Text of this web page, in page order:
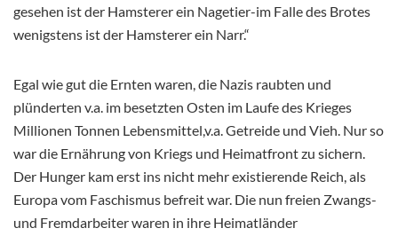
gesehen ist der Hamsterer ein Nagetier-im Falle des Brotes
wenigstens ist der Hamsterer ein Narr.“
Egal wie gut die Ernten waren, die Nazis raubten und
plünderten v.a. im besetzten Osten im Laufe des Krieges
Millionen Tonnen Lebensmittel,v.a. Getreide und Vieh. Nur so
war die Ernährung von Kriegs und Heimatfront zu sichern.
Der Hunger kam erst ins nicht mehr existierende Reich, als
Europa vom Faschismus befreit war. Die nun freien Zwangs-
und Fremdarbeiter waren in ihre Heimatländer